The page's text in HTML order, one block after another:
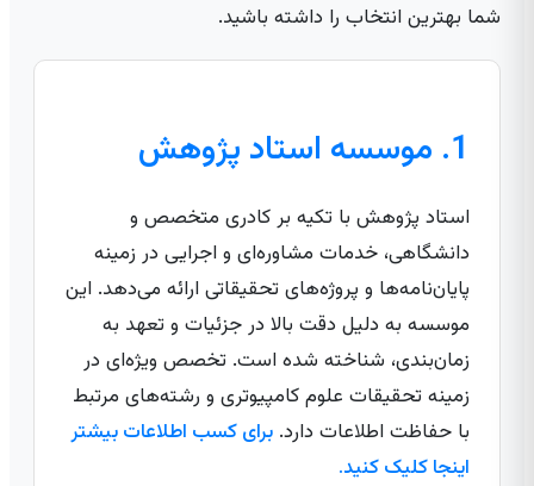
شما بهترین انتخاب را داشته باشید.
1. موسسه استاد پژوهش
استاد پژوهش با تکیه بر کادری متخصص و
دانشگاهی، خدمات مشاوره‌ای و اجرایی در زمینه
پایان‌نامه‌ها و پروژه‌های تحقیقاتی ارائه می‌دهد. این
موسسه به دلیل دقت بالا در جزئیات و تعهد به
زمان‌بندی، شناخته شده است. تخصص ویژه‌ای در
زمینه تحقیقات علوم کامپیوتری و رشته‌های مرتبط
با حفاظت اطلاعات دارد. برای کسب اطلاعات بیشتر
اینجا کلیک کنید.